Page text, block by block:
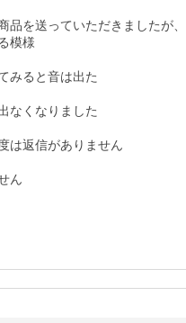
品を送っていただきましたが
模様
みると音は出た
なくなりました
は返信がありません
ん